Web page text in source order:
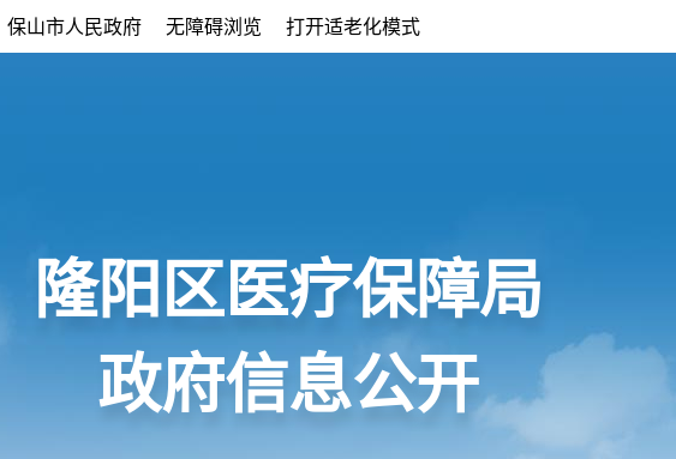
保山市人民政府 无障碍浏览 打开适老化模式
隆阳区医疗保障局
政府信息公开